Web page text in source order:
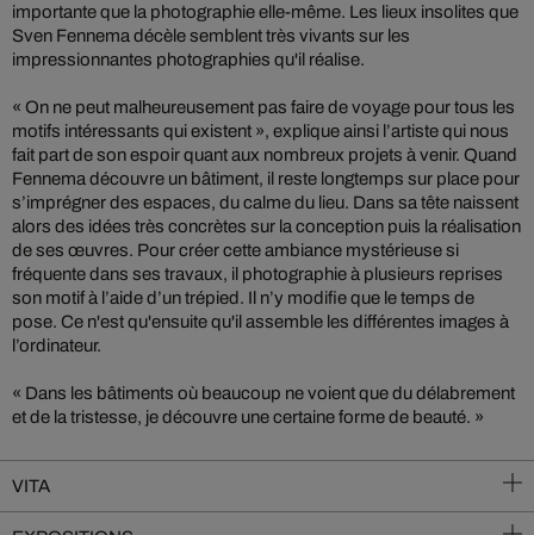
importante que la photographie elle-même. Les lieux insolites que
Sven Fennema décèle semblent très vivants sur les
impressionnantes photographies qu'il réalise.
« On ne peut malheureusement pas faire de voyage pour tous les
motifs intéressants qui existent », explique ainsi l’artiste qui nous
fait part de son espoir quant aux nombreux projets à venir. Quand
Fennema découvre un bâtiment, il reste longtemps sur place pour
s’imprégner des espaces, du calme du lieu. Dans sa tête naissent
alors des idées très concrètes sur la conception puis la réalisation
de ses œuvres. Pour créer cette ambiance mystérieuse si
fréquente dans ses travaux, il photographie à plusieurs reprises
son motif à l’aide d’un trépied. Il n’y modifie que le temps de
pose. Ce n'est qu'ensuite qu'il assemble les différentes images à
l’ordinateur.
« Dans les bâtiments où beaucoup ne voient que du délabrement
et de la tristesse, je découvre une certaine forme de beauté. »
VITA